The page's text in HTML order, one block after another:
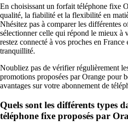
En choisissant un forfait téléphone fixe
qualité, la fiabilité et la flexibilité en
Nhésitez pas à comparer les différentes
sélectionner celle qui répond le mieux à
restez connecté à vos proches en
tranquillité.
Noubliez pas de vérifier régulièrement
promotions proposées par Orange pour
avantages sur votre abonnement de
Quels sont les différents types
téléphone fixe proposés par